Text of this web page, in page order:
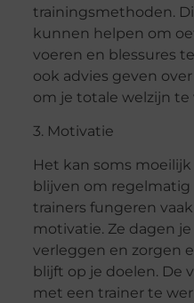
trainingsmethoden.
kunnen helpen om
voeren en blessures
ook advies geven
om je totale welzijn te
3. Motivatie
Het kan soms
blijven om regelmatig
trainers fungeren
motivatie. Ze dagen
verleggen en zorgen
blijft op je doelen. De
met een trainer te